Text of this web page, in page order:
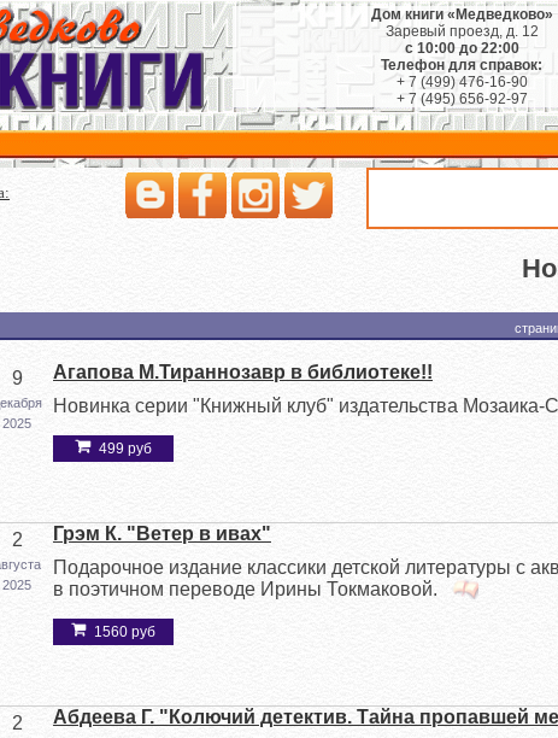
Дом книги «Медведково»
Заревый проезд, д. 12
с 10:00 до 22:00
Телефон для справок:
+ 7 (499) 476-16-90
+ 7 (495) 656-92-97
9
2025
Агапова М.Тираннозавр в библиотеке!!
Новинка серии "Книжный клуб" издательства
499 руб
2
2025
Грэм К. "Ветер в ивах"
Подарочное издание классики детской литературы с
в поэтичном переводе Ирины Токмаковой.
1560 руб
2
Абдеева Г. "Колючий детектив. Тайна пропавшей